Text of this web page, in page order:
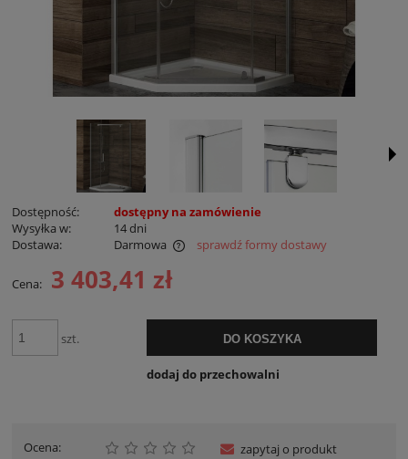
Dostępność:
dostępny na zamówienie
Wysyłka w:
14 dni
Dostawa:
Darmowa
sprawdź formy dostawy
Cena: 3 403,41 zł
szt. DO KOSZYKA
dodaj do przechowalni
Ocena:
zapytaj o produkt